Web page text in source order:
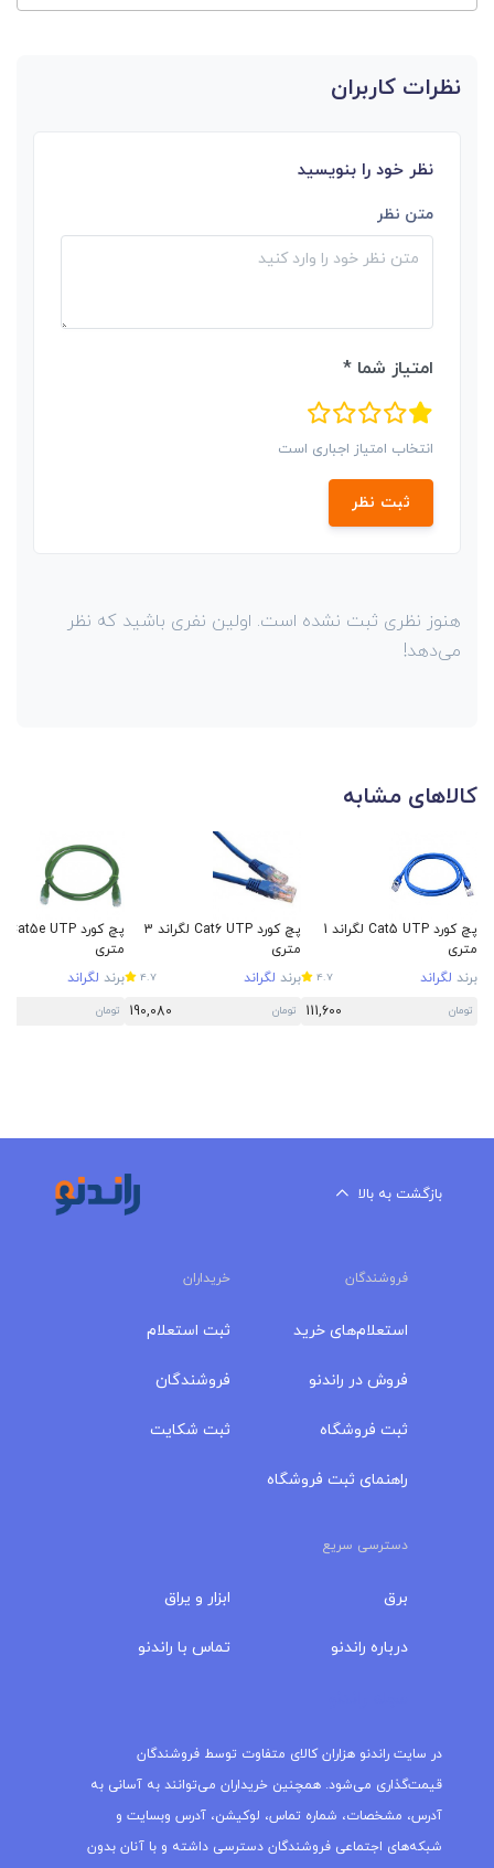
نظرات کاربران
نظر خود را بنویسید
متن نظر
امتیاز شما *
انتخاب امتیاز اجباری است
ثبت نظر
هنوز نظری ثبت نشده است. اولین نفری باشید که نظر
می‌دهد!
کالاهای مشابه
پچ کورد Cat5 UTP لگراند 1
متری
برند لگراند 4.7
تومان 111,600
پچ کورد Cat6 UTP لگراند 3
متری
برند لگراند 4.7
تومان 190,080
متری
برند لگراند
تومان
بازگشت به بالا
فروشندگان خریداران
استعلام‌های خرید
فروش در راندنو
ثبت فروشگاه
راهنمای ثبت فروشگاه
ثبت استعلام
فروشندگان
ثبت شکایت
دسترسی سریع
برق
درباره‌ راندنو
ابزار و یراق
تماس با راندنو
در سایت راندنو هزاران کالای متفاوت توسط فروشندگان
قیمت‌گذاری می‌شود. همچنین خریداران می‌توانند به آسانی به
آدرس، مشخصات، شماره تماس، لوکیشن، آدرس وبسایت و
شبکه‌های اجتماعی فروشندگان دسترسی داشته و با آنان بدون